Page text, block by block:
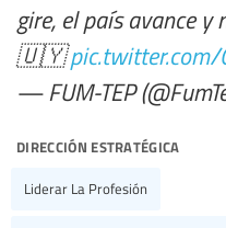
gire, el país avance y
🇺🇾pic.twitter.com/
— FUM-TEP
dirección estratégica
Liderar La Profesión